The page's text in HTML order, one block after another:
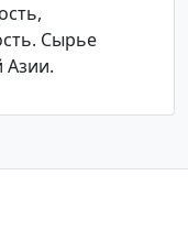
Сырье
Азии.